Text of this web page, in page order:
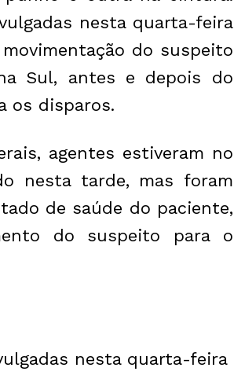
nesta quarta-feira
do suspeito
Sul, antes e depois do
os disparos.
agentes estiveram no
nesta tarde, mas foram
de saúde do paciente,
do suspeito para o
nesta quarta-feira